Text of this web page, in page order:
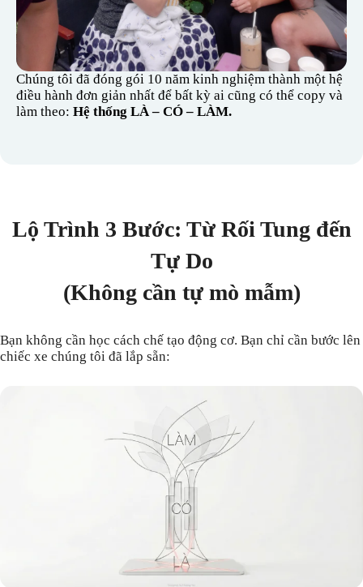
Chúng tôi đã đóng gói 10 năm kinh nghiệm thành một hệ
điều hành đơn giản nhất để bất kỳ ai cũng có thể copy và
làm theo: Hệ thống LÀ – CÓ – LÀM.
Lộ Trình 3 Bước: Từ Rối Tung đến
Tự Do
(Không cần tự mò mẫm)
Bạn không cần học cách chế tạo động cơ. Bạn chỉ cần bước lên
chiếc xe chúng tôi đã lắp sẵn: